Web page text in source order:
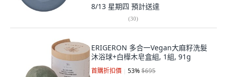
8/13 星期四 預計送達
(30)
ERIGERON 多合一Vegan大麻籽洗髮
沐浴球+白樺木皂盒組, 1組, 91g
首購折扣價 53%$695